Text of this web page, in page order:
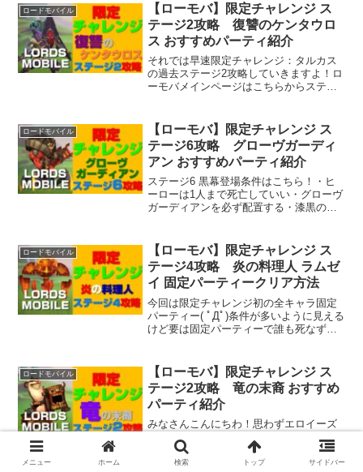
ロードモバイル
【ローモバ】限定チャレンジ ス
テージ2攻略 復讐のケンタウロ
ス おすすめパーティ紹介
それでは早速限定チャレンジ：タルカス
の過去ステージ2攻略していきますよ！ロ
ーモバメインページはこちらからステー
されたヒーローを使ってクリアする
ロードモバイル
【ローモバ】限定チャレンジ ス
テージ6攻略 グローヴガーディ
アン おすすめパーティ紹介
ステージ6 黒幕登場条件はこちら！・ヒ
ーローは1人まで死亡していい・グローヴ
ガーディアンを必ず配置する・漆黒のカ
てクリアする今回登場するのは伝承の紡
ぎ手１回の回復が高く一瞬で回復できま
す(=ﾟωﾟ)ﾉさすが課金キャラ！
ロードモバイル
【ローモバ】限定チャレンジ ス
テージ4攻略 炎の料理人 ラムゼ
イ 固定パーティークリア方法
今回は限定チャレンジ初の全キャラ固定
パーティー( ﾟДﾟ)条件が多いように見える
けど要は固定パーティーで誰も死なずに
した( ﾟдﾟ)ｳﾑ
ロードモバイル
【ローモバ】限定チャレンジ ス
テージ2攻略 竜の末裔 おすすめ
パーティ紹介
みなさんこんにちわ！思わずエロイーズ
です(=ﾟωﾟ)ﾉみなさんも今から検索するっ
て知ってますよ！さて限定チャレンジ：
メニュー ホーム 検索 トップ サイドバー